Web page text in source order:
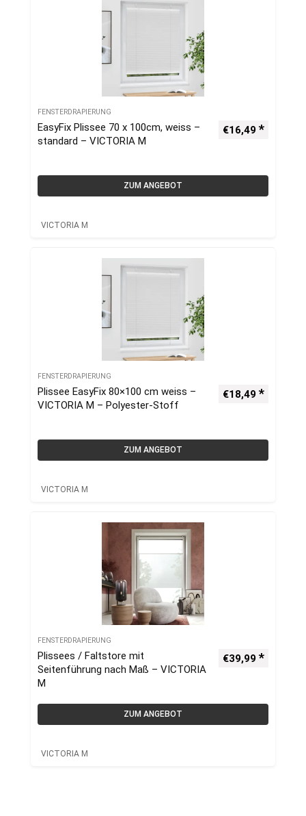
FENSTERDRAPIERUNG
EasyFix Plissee 70 x 100cm, weiss –
standard – VICTORIA M
€16,49
ZUM ANGEBOT
VICTORIA M
FENSTERDRAPIERUNG
Plissee EasyFix 80×100 cm weiss –
VICTORIA M – Polyester-Stoff
€18,49
ZUM ANGEBOT
VICTORIA M
FENSTERDRAPIERUNG
Plissees / Faltstore mit
Seitenführung nach Maß – VICTORIA
M
€39,99
ZUM ANGEBOT
VICTORIA M